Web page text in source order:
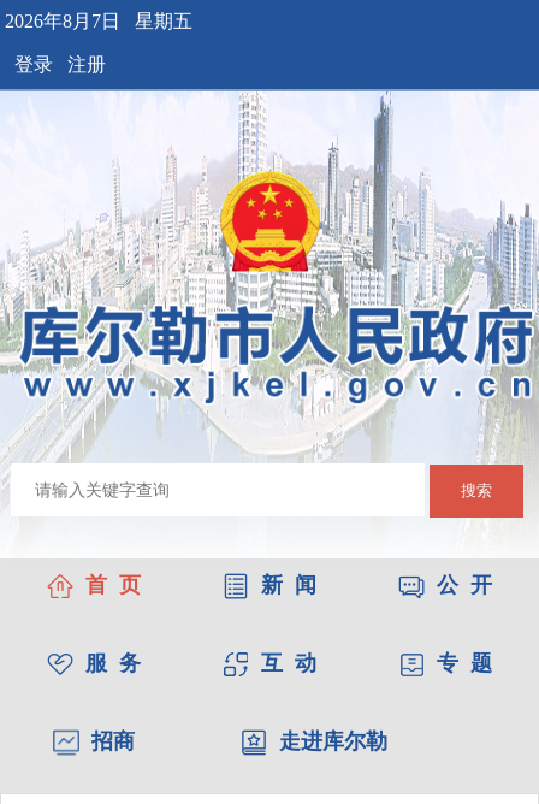
2026年8月7日 星期五
登录 注册
搜索
首 页 新 闻 公 开
服 务 互 动 专 题
招商 走进库尔勒